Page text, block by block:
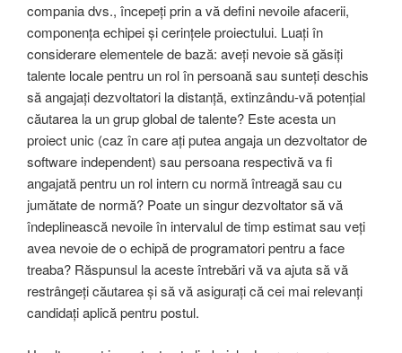
compania dvs., începeți prin a vă defini nevoile afacerii,
componența echipei și cerințele proiectului. Luați în
considerare elementele de bază: aveți nevoie să găsiți
talente locale pentru un rol în persoană sau sunteți deschis
să angajați dezvoltatori la distanță, extinzându-vă potențial
căutarea la un grup global de talente? Este acesta un
proiect unic (caz în care ați putea angaja un dezvoltator de
software independent) sau persoana respectivă va fi
angajată pentru un rol intern cu normă întreagă sau cu
jumătate de normă? Poate un singur dezvoltator să vă
îndeplinească nevoile în intervalul de timp estimat sau veți
avea nevoie de o echipă de programatori pentru a face
treaba? Răspunsul la aceste întrebări vă va ajuta să vă
restrângeți căutarea și să vă asigurați că cei mai relevanți
candidați aplică pentru postul.